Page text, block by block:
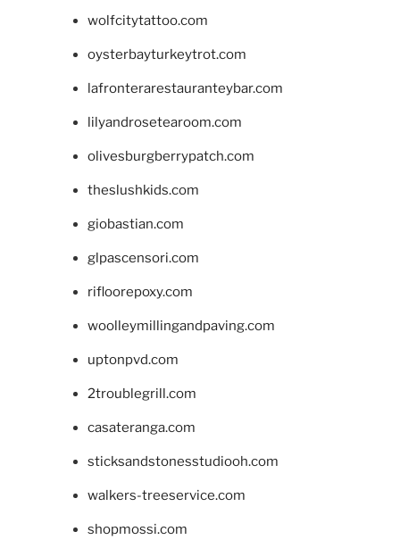
wolfcitytattoo.com
oysterbayturkeytrot.com
lafronterarestauranteybar.com
lilyandrosetearoom.com
olivesburgberrypatch.com
theslushkids.com
giobastian.com
glpascensori.com
rifloorepoxy.com
woolleymillingandpaving.com
uptonpvd.com
2troublegrill.com
casateranga.com
sticksandstonesstudiooh.com
walkers-treeservice.com
shopmossi.com